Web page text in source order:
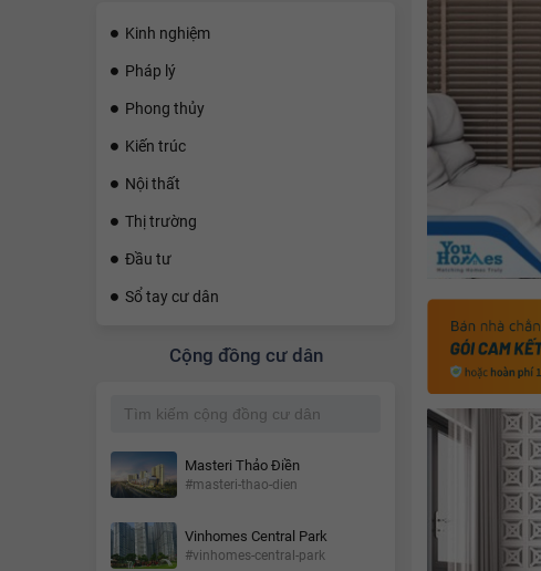
Kinh nghiệm
Pháp lý
Phong thủy
Kiến trúc
Nội thất
Thị trường
Đầu tư
Sổ tay cư dân
Cộng đồng cư dân
Masteri Thảo Điền
#masteri-thao-dien
Vinhomes Central Park
#vinhomes-central-park